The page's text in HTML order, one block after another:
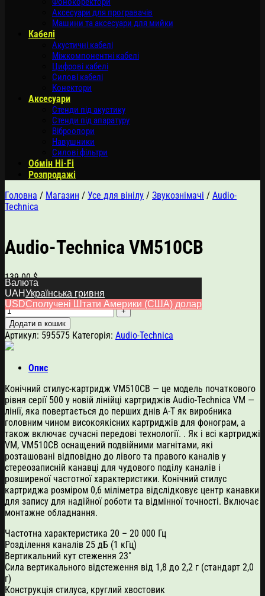
Аксесуари для програвачів
Машини та аксесуари для мийки
Кабелі
Акустичні кабелі
Міжкомпонентні кабелі
Цифрові кабелі
Силові кабелі
Конектори
Аксесуари
Стенди під акустику
Стенди під апаратуру
Віброопори
Навушники
Силові фільтри
Обмін Hi-Fi
Розпродажі
Головна / Магазин / Усе для вінілу / Звукознімачі / Audio-
Technica
Audio-Technica VM510CB
139.00$
Audio-Technica VM510CB кількість
Додати в кошик
Артикул: 595575 Категорія: Audio-Technica
Опис
Конічний стилус-картридж VM510CB — це модель початкового
рівня серії 500 у новій лінійці картриджів Audio-Technica VM —
лінії, яка повертається до перших днів A-T як виробника
головним чином високоякісних картриджів для фонограм, а
також включає сучасні передові технології. . Як і всі картриджі
VM, VM510CB оснащений подвійними магнітами, які
розташовані відповідно до лівого та правого каналів у
стереозаписній канавці для чудового поділу каналів і
розширеної частотної характеристики. Конічний стилус
картриджа розміром 0,6 міліметра відслідковує центр канавки
для запису для надійної роботи та відмінної точності. Включає
монтажне обладнання.
Частотна характеристика 20 – 20 000 Гц
Розділення каналів 25 дБ (1 кГц)
Вертикальний кут стеження 23˚
Сила вертикального відстеження від 1,8 до 2,2 г (стандарт 2,0
г)
Конструкція стилуса, круглий хвостовик
Валюта
UAHУкраїнська гривня
USDСполучені Штати Америки (США) долар